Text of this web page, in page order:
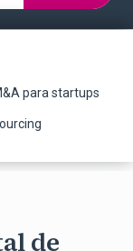
para startups
de